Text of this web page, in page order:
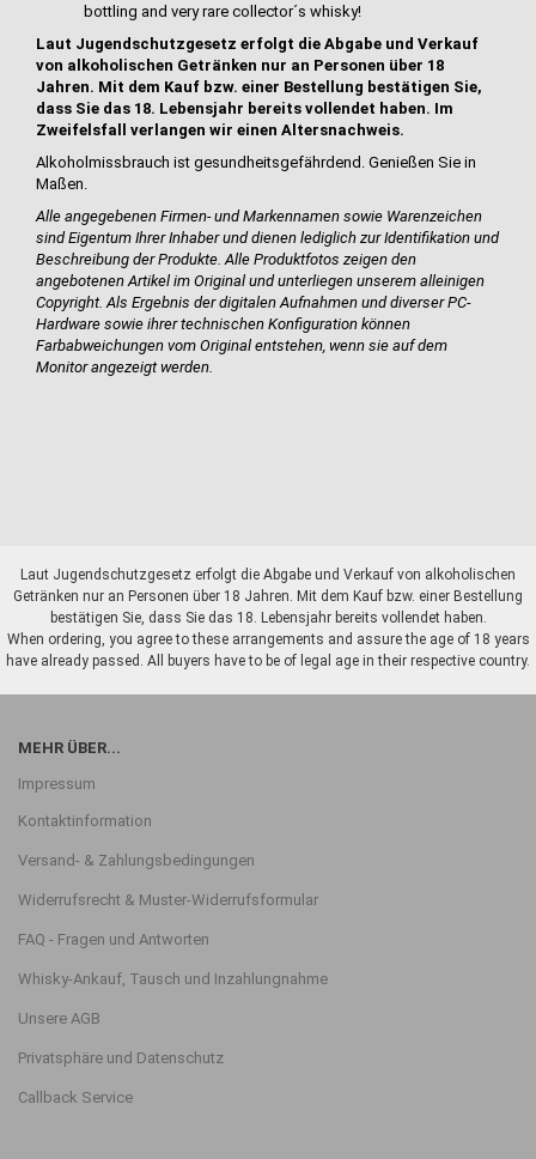
bottling and very rare collector´s whisky!
Laut Jugendschutzgesetz erfolgt die Abgabe und Verkauf
von alkoholischen Getränken nur an Personen über 18
Jahren. Mit dem Kauf bzw. einer Bestellung bestätigen Sie,
dass Sie das 18. Lebensjahr bereits vollendet haben. Im
Zweifelsfall verlangen wir einen Altersnachweis.
Alkoholmissbrauch ist gesundheitsgefährdend. Genießen Sie in
Maßen.
Alle angegebenen Firmen- und Markennamen sowie Warenzeichen
sind Eigentum Ihrer Inhaber und dienen lediglich zur Identifikation und
Beschreibung der Produkte.Alle Produktfotos zeigen den
angebotenen Artikel im Original und unterliegen unserem alleinigen
Copyright. Als Ergebnis der digitalen Aufnahmen und diverser PC-
Hardware sowie ihrer technischen Konfiguration können
Farbabweichungen vom Original entstehen, wenn sie auf dem
Monitor angezeigt werden.
Laut Jugendschutzgesetz erfolgt die Abgabe und Verkauf von alkoholischen
Getränken nur an Personen über 18 Jahren. Mit dem Kauf bzw. einer Bestellung
bestätigen Sie, dass Sie das 18. Lebensjahr bereits vollendet haben.
When ordering, you agree to these arrangements and assure the age of 18 years
have already passed. All buyers have to be of legal age in their respective country.
MEHR ÜBER...
Impressum
Kontaktinformation
Versand- & Zahlungsbedingungen
Widerrufsrecht & Muster-Widerrufsformular
FAQ - Fragen und Antworten
Whisky-Ankauf, Tausch und Inzahlungnahme
Unsere AGB
Privatsphäre und Datenschutz
Callback Service